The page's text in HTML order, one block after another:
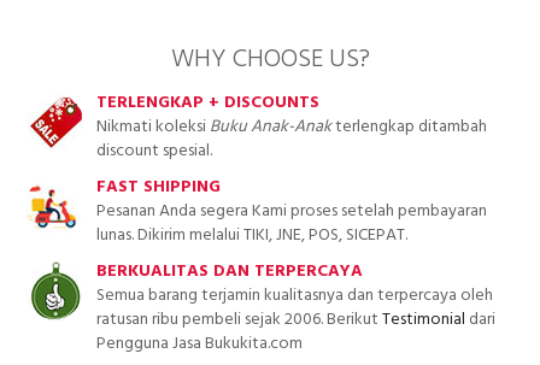
WHY CHOOSE US?
TERLENGKAP + DISCOUNTS
Nikmati koleksiBuku Anak-Anakterlengkap ditambah
discount spesial.
FAST SHIPPING
Pesanan Anda segera Kami proses setelah pembayaran
lunas. Dikirim melalui TIKI, JNE, POS, SICEPAT.
BERKUALITAS DAN TERPERCAYA
Semua barang terjamin kualitasnya dan terpercaya oleh
ratusan ribu pembeli sejak 2006. BerikutTestimonial dari
Pengguna Jasa Bukukita.com